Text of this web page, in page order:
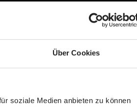
Über Cookies
soziale Medien anbieten zu können